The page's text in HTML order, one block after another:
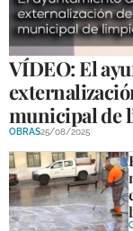
GALERÍAS
VÍDEO: El
municipal de
OBRAS25/08/2025